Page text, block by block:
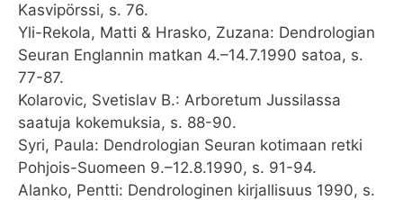
Kasvipörssi, s. 76.
Yli-Rekola, Matti & Hrasko, Zuzana: Dendrologian
Seuran Englannin matkan 4.–14.7.1990 satoa, s.
77-87.
Kolarovic, Svetislav B.: Arboretum Jussilassa
saatuja kokemuksia, s. 88-90.
Syri, Paula: Dendrologian Seuran kotimaan retki
Pohjois-Suomeen 9.–12.8.1990, s. 91-94.
Alanko, Pentti: Dendrologinen kirjallisuus 1990, s.